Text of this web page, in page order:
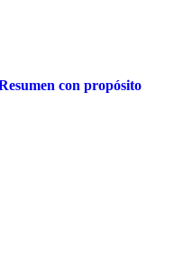
con propósito